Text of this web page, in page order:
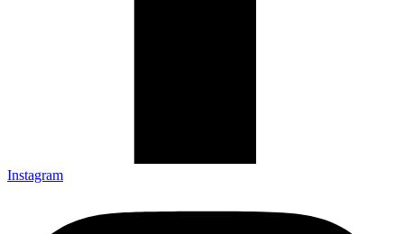
Instagram